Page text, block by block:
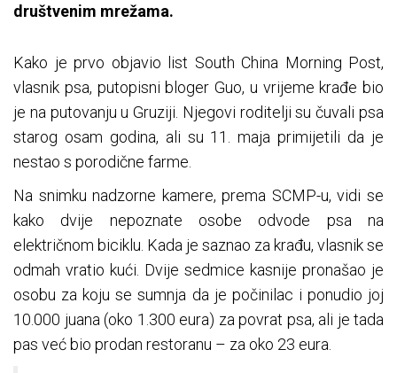
društvenim mrežama.
Kako je prvo objavio list South China Morning Post,
vlasnik psa, putopisni bloger Guo, u vrijeme krađe bio
je na putovanju u Gruziji. Njegovi roditelji su čuvali psa
starog osam godina, ali su 11. maja primijetili da je
nestao s porodične farme.
Na snimku nadzorne kamere, prema SCMP-u, vidi se
kako dvije nepoznate osobe odvode psa na
električnom biciklu. Kada je saznao za krađu, vlasnik se
odmah vratio kući. Dvije sedmice kasnije pronašao je
osobu za koju se sumnja da je počinilac i ponudio joj
10.000 juana (oko 1.300 eura) za povrat psa, ali je tada
pas već bio prodan restoranu – za oko 23 eura.